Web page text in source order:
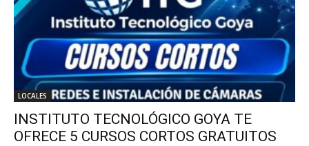
LOCALES
INSTITUTO TECNOLÓGICO GOYA TE
OFRECE 5 CURSOS CORTOS GRATUITOS